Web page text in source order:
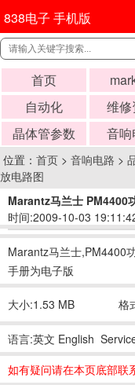
838电子 手机版
首页
自动化
维
晶体管参数
音响
位置： 首页 > 音响电路 >
放电路图
Marantz马兰士 PM4400
时间:2009-10-03
Marantz马兰士,PM4400
手册为电子版
大小:1.53 MB 格
语言:英文 English
如有疑问请在本页底部联